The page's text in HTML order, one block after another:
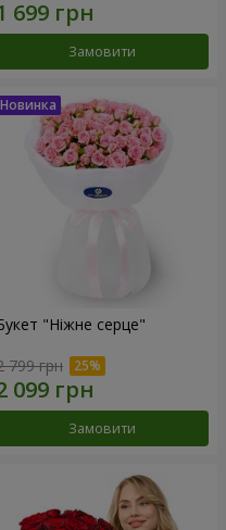
Замовити
"Ніжне серце"
799 грн
Замовити